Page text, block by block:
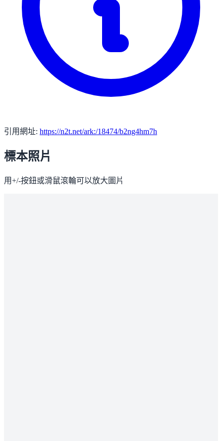
引用網址: https://n2t.net/ark:/18474/b2ng4hm7h
標本照片
用+/-按鈕或滑鼠滾輪可以放大圖片